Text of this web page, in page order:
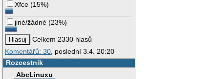
Xfce (15%)
jiné/žádné (23%)
Celkem 2330 hlasů
Komentářů: 30, poslední 3.4. 20:20
Rozcestník
AbcLinuxu